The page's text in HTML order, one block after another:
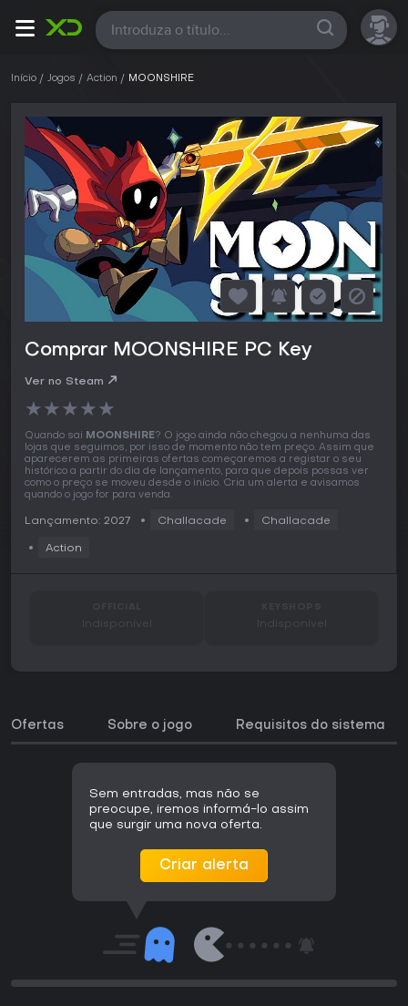
Todas
Início Jogos Action MOONSHIRE
Comprar MOONSHIRE PC Key
Ver no Steam
★★★★★
Quando sai MOONSHIRE? O jogo ainda não chegou a nenhuma das
lojas que seguimos, por isso de momento não tem preço. Assim que
aparecerem as primeiras ofertas começaremos a registar o seu
histórico a partir do dia de lançamento, para que depois possas ver
como o preço se moveu desde o início. Cria um alerta e avisamos
quando o jogo for para venda.
Lançamento: 2027 Challacade Challacade
Action
Indisponível Indisponível
Ofertas Sobre o jogo Requisitos do sistema
Sem entradas, mas não se
preocupe, iremos informá-lo assim
que surgir uma nova oferta.
Criar alerta